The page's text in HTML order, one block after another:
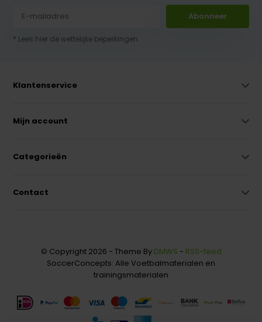
Abonneer
* Lees hier de wettelijke beperkingen
Klantenservice
Mijn account
Categorieën
Contact
© Copyright 2026 - Theme By DMWS - RSS-feed
SoccerConcepts: Alle Voetbalmaterialen en
trainingsmaterialen